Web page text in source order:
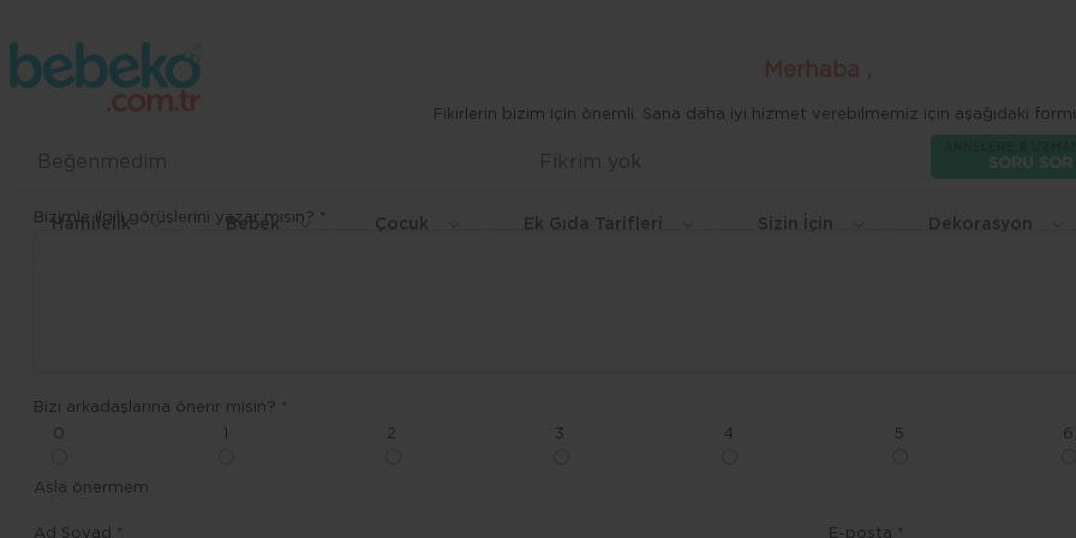
SORU SOR
Hamilelik Bebek Çocuk Ek Gıda Tarifleri Sizin İçin Dekorasyon
Fikirlerin bizim için önemli. Sana daha iyi hizmet verebilmemiz için aşağıdaki
Beğenmedim Fikrim yok
Bizimle ilgili görüşlerini yazar mısın? *
Bizi arkadaşlarına önerir misin? *
0
2 3 4 5 6
Asla önermem
Ad Soyad * E-posta *